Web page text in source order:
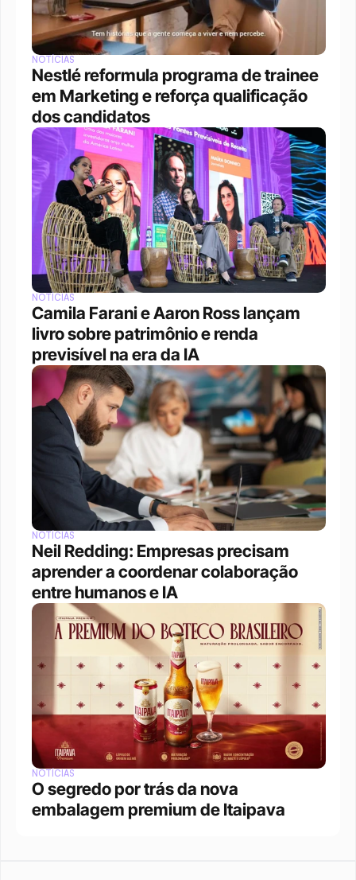
NOTÍCIAS
Nestlé reformula programa de trainee
em Marketing e reforça qualificação
dos candidatos
NOTÍCIAS
Camila Farani e Aaron Ross lançam
livro sobre patrimônio e renda
previsível na era da IA
NOTÍCIAS
Neil Redding: Empresas precisam
aprender a coordenar colaboração
entre humanos e IA
NOTÍCIAS
O segredo por trás da nova
embalagem premium de Itaipava